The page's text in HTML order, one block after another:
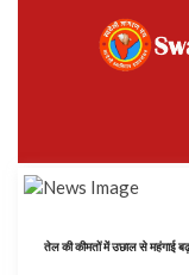
तेल की कीमतों में उछाल से महंगाई